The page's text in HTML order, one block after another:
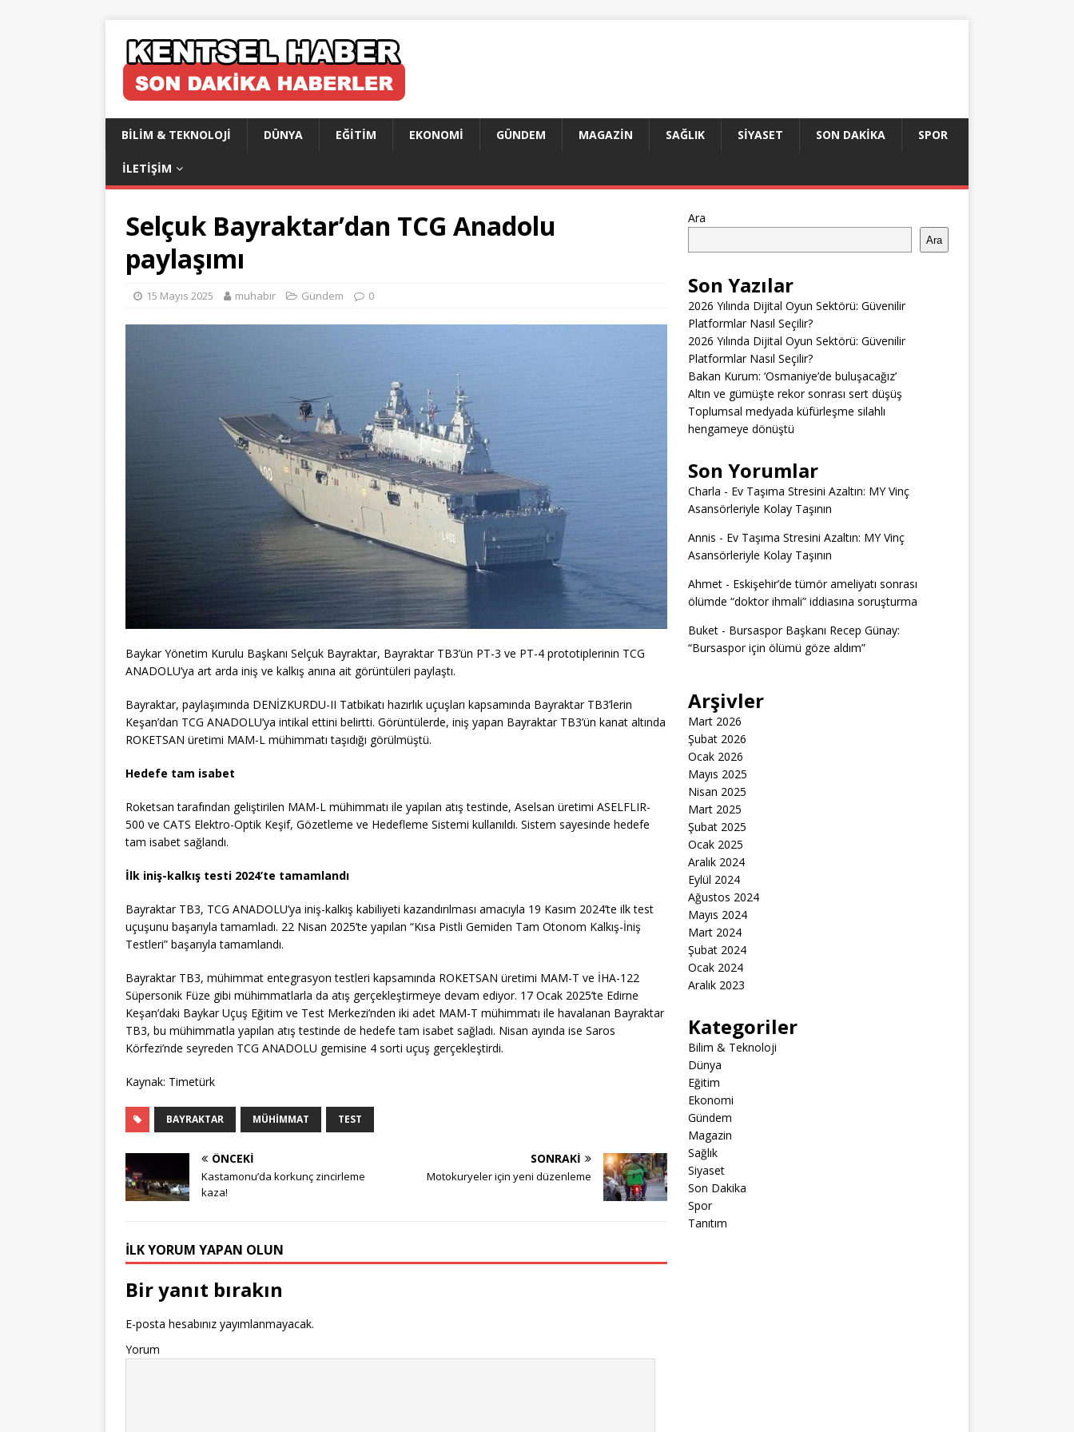
BILIM & TEKNOLOJI DÜNYA EĞITIM EKONOMI GÜNDEM MAGAZIN SAĞLIK SIYASET SON DAKIKA SPOR
İLETIŞIM
Selçuk Bayraktar’dan TCG Anadolu
paylaşımı
15 Mayıs 2025 muhabir Gündem 0
Baykar Yönetim Kurulu Başkanı Selçuk Bayraktar, Bayraktar TB3’ün PT-3 ve PT-4 prototiplerinin TCG
ANADOLU’ya art arda iniş ve kalkış anına ait görüntüleri paylaştı.
Bayraktar, paylaşımında DENİZKURDU-II Tatbikatı hazırlık uçuşları kapsamında Bayraktar TB3’lerin
Keşan’dan TCG ANADOLU’ya intikal ettini belirtti. Görüntülerde, iniş yapan Bayraktar TB3’ün kanat altında
ROKETSAN üretimi MAM-L mühimmatı taşıdığı görülmüştü.
Hedefe tam isabet
Roketsan tarafından geliştirilen MAM-L mühimmatı ile yapılan atış testinde, Aselsan üretimi ASELFLIR-
500 ve CATS Elektro-Optik Keşif, Gözetleme ve Hedefleme Sistemi kullanıldı. Sistem sayesinde hedefe
tam isabet sağlandı.
İlk iniş-kalkış testi 2024’te tamamlandı
Bayraktar TB3, TCG ANADOLU’ya iniş-kalkış kabiliyeti kazandırılması amacıyla 19 Kasım 2024’te ilk test
uçuşunu başarıyla tamamladı. 22 Nisan 2025’te yapılan “Kısa Pistli Gemiden Tam Otonom Kalkış-İniş
Testleri” başarıyla tamamlandı.
Bayraktar TB3, mühimmat entegrasyon testleri kapsamında ROKETSAN üretimi MAM-T ve İHA-122
Süpersonik Füze gibi mühimmatlarla da atış gerçekleştirmeye devam ediyor. 17 Ocak 2025’te Edirne
Keşan’daki Baykar Uçuş Eğitim ve Test Merkezi’nden iki adet MAM-T mühimmatı ile havalanan Bayraktar
TB3, bu mühimmatla yapılan atış testinde de hedefe tam isabet sağladı. Nisan ayında ise Saros
Körfezi’nde seyreden TCG ANADOLU gemisine 4 sorti uçuş gerçekleştirdi.
Kaynak: Timetürk
BAYRAKTAR MÜHIMMAT TEST
ÖNCEKI
Kastamonu’da korkunç zincirleme
kaza!
SONRAKI
Motokuryeler için yeni düzenleme
İLK YORUM YAPAN OLUN
Bir yanıt bırakın
E-posta hesabınız yayımlanmayacak.
Yorum
Ara
Ara
Son Yazılar
2026 Yılında Dijital Oyun Sektörü: Güvenilir
Platformlar Nasıl Seçilir?
2026 Yılında Dijital Oyun Sektörü: Güvenilir
Platformlar Nasıl Seçilir?
Bakan Kurum: ‘Osmaniye’de buluşacağız’
Altın ve gümüşte rekor sonrası sert düşüş
Toplumsal medyada küfürleşme silahlı
hengameye dönüştü
Son Yorumlar
Charla - Ev Taşıma Stresini Azaltın: MY Vinç
Asansörleriyle Kolay Taşının
Annis - Ev Taşıma Stresini Azaltın: MY Vinç
Asansörleriyle Kolay Taşının
Ahmet- Eskişehir’de tümör ameliyatı sonrası
ölümde “doktor ihmali” iddiasına soruşturma
Buket- Bursaspor Başkanı Recep Günay:
“Bursaspor için ölümü göze aldım”
Arşivler
Mart 2026
Şubat 2026
Ocak 2026
Mayıs 2025
Nisan 2025
Mart 2025
Şubat 2025
Ocak 2025
Aralık 2024
Eylül 2024
Ağustos 2024
Mayıs 2024
Mart 2024
Şubat 2024
Ocak 2024
Aralık 2023
Kategoriler
Bilim & Teknoloji
Dünya
Eğitim
Ekonomi
Gündem
Magazin
Sağlık
Siyaset
Son Dakika
Spor
Tanıtım